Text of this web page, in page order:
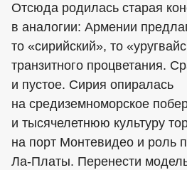
Отсюда родилась старая
в аналогии: Армении
то «сирийский», то
транзитного процветания.
и пустое. Сирия опиралась
на средиземноморское
и тысячелетнюю культуру
на порт Монтевидео и роль
Ла-Платы. Перенести